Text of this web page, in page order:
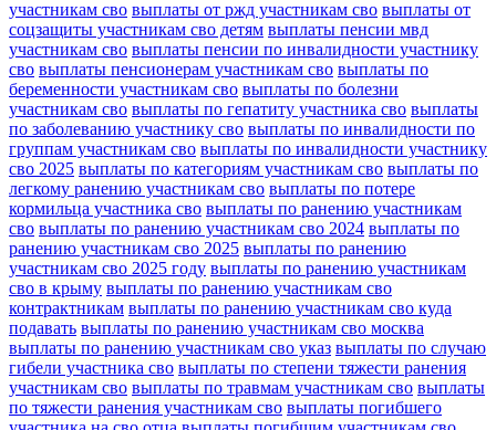
участникам сво выплаты от ржд участникам сво выплаты от
соцзащиты участникам сво детям выплаты пенсии мвд
участникам сво выплаты пенсии по инвалидности участнику
сво выплаты пенсионерам участникам сво выплаты по
беременности участникам сво выплаты по болезни
участникам сво выплаты по гепатиту участника сво выплаты
по заболеванию участнику сво выплаты по инвалидности по
группам участникам сво выплаты по инвалидности участнику
сво 2025 выплаты по категориям участникам сво выплаты по
легкому ранению участникам сво выплаты по потере
кормильца участника сво выплаты по ранению участникам
сво выплаты по ранению участникам сво 2024 выплаты по
ранению участникам сво 2025 выплаты по ранению
участникам сво 2025 году выплаты по ранению участникам
сво в крыму выплаты по ранению участникам сво
контрактникам выплаты по ранению участникам сво куда
подавать выплаты по ранению участникам сво москва
выплаты по ранению участникам сво указ выплаты по случаю
гибели участника сво выплаты по степени тяжести ранения
участникам сво выплаты по травмам участникам сво выплаты
по тяжести ранения участникам сво выплаты погибшего